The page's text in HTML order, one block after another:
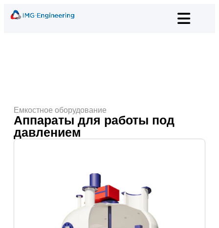
Емкостное оборудование
Аппараты для работы под
давлением